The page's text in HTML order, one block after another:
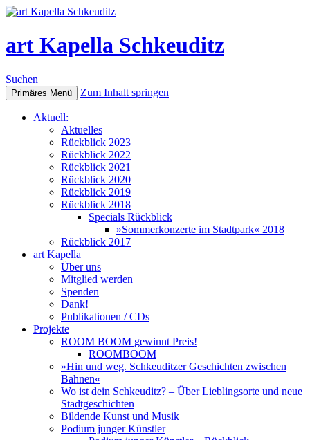
art Kapella Schkeuditz
Suchen
Primäres Menü Zum Inhalt springen
Aktuell:
Aktuelles
Rückblick 2023
Rückblick 2022
Rückblick 2021
Rückblick 2020
Rückblick 2019
Rückblick 2018
Specials Rückblick
»Sommerkonzerte im Stadtpark« 2018
Rückblick 2017
art Kapella
Über uns
Mitglied werden
Spenden
Dank!
Publikationen / CDs
Projekte
ROOM BOOM gewinnt Preis!
ROOMBOOM
»Hin und weg. Schkeuditzer Geschichten zwischen
Bahnen«
Wo ist dein Schkeuditz? – Über Lieblingsorte und neue
Stadtgeschichten
Bildende Kunst und Musik
Podium junger Künstler